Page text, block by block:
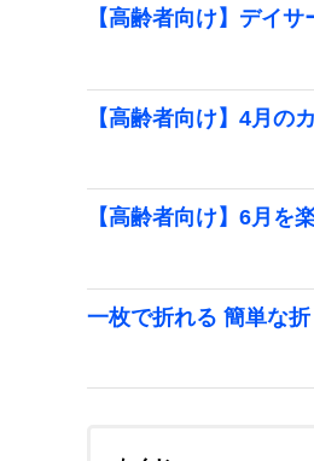
【高齢者向け】デイ
【高齢者向け】4月の
【高齢者向け】6月を
一枚で折れる 簡単な